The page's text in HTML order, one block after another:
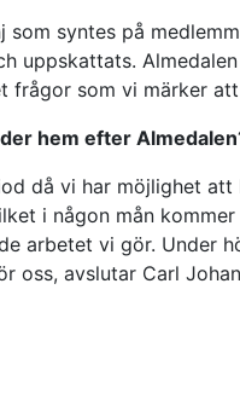
som syntes på
uppskattats.
som vi märker
hem efter
då vi har möjlighet
i någon mån
arbetet vi gör. Under
oss, avslutar Carl